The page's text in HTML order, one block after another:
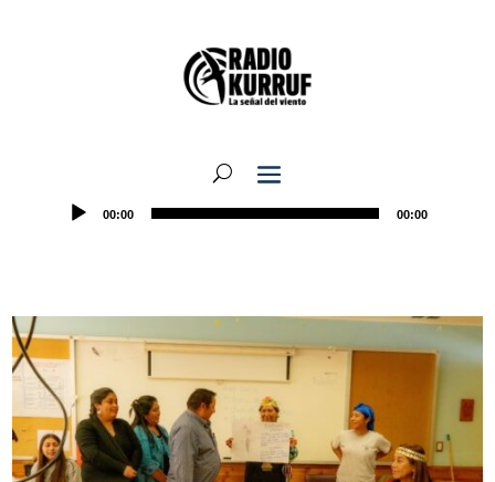
00:00 00:00